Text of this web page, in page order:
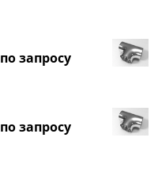
по запросу
по запросу